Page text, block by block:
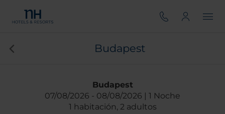
Budapest
Budapest
07/08/2026
08/08/2026
1 Noche
1 habitación, 2 adultos